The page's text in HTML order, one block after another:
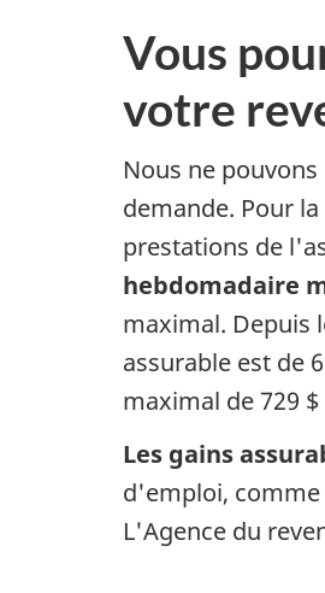
e
m
p
l
o
i
e
t
p
r
Vous
votre
Nous ne
demande. Pour
prestations de
hebdomadaire
maximal. Depuis
assurable est de
maximal de 729
Les gains
d'emploi, comme
L'Agence du